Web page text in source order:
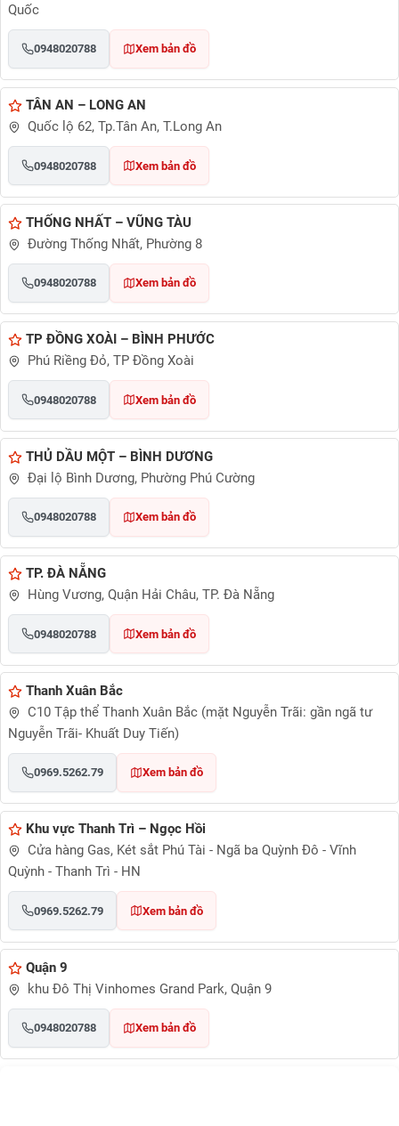
Quốc
0948020788 Xem bản đồ
TÂN AN – LONG AN
Quốc lộ 62, Tp.Tân An, T.Long An
0948020788 Xem bản đồ
THỐNG NHẤT – VŨNG TÀU
Đường Thống Nhất, Phường 8
0948020788 Xem bản đồ
TP ĐỒNG XOÀI – BÌNH PHƯỚC
Phú Riềng Đỏ, TP Đồng Xoài
0948020788 Xem bản đồ
THỦ DẦU MỘT – BÌNH DƯƠNG
Đại lộ Bình Dương, Phường Phú Cường
0948020788 Xem bản đồ
TP. ĐÀ NẴNG
Hùng Vương, Quận Hải Châu, TP. Đà Nẵng
0948020788 Xem bản đồ
Thanh Xuân Bắc
C10 Tập thể Thanh Xuân Bắc (mặt Nguyễn Trãi: gần ngã tư
Nguyễn Trãi- Khuất Duy Tiến)
0969.5262.79 Xem bản đồ
Khu vực Thanh Trì – Ngọc Hồi
Cửa hàng Gas, Két sắt Phú Tài - Ngã ba Quỳnh Đô - Vĩnh
Quỳnh - Thanh Trì - HN
0969.5262.79 Xem bản đồ
Quận 9
khu Đô Thị Vinhomes Grand Park, Quận 9
0948020788 Xem bản đồ